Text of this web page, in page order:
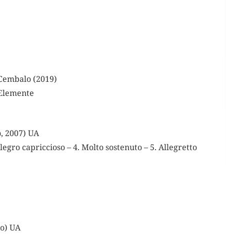
(2019)
2007) UA
capriccioso – 4. Molto sostenuto – 5. Allegretto
UA